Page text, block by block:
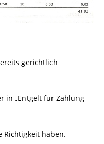
gerichtlich
in „Entgelt für Zahlung
Richtigkeit haben.